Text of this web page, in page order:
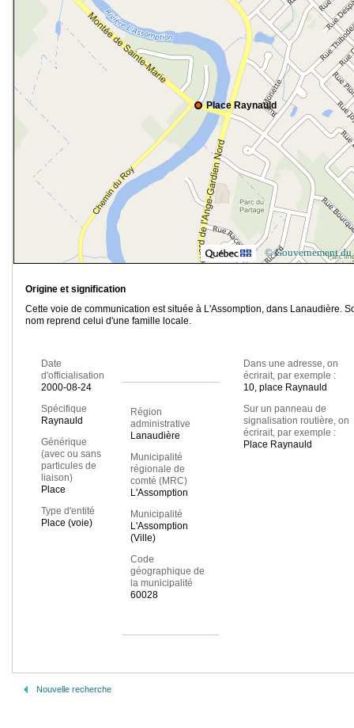
Place Raynauld
© Gouvernement du
Origine et signification
Cette voie de communication est située à L'Assomption, dans Lanaudière.
nom reprend celui d'une famille locale.
Date
d'officialisation
2000-08-24
Spécifique
Raynauld
Générique
(avec ou sans
particules de
liaison)
Place
Type d'entité
Place (voie)
Région
administrative
Lanaudière
Municipalité
régionale de
comté (MRC)
L'Assomption
Municipalité
L'Assomption
(Ville)
Code
géographique de
la municipalité
60028
Dans une adresse, on
écrirait, par exemple :
10, place Raynauld
Sur un panneau de
signalisation routière, on
écrirait, par exemple :
Place Raynauld
Nouvelle recherche